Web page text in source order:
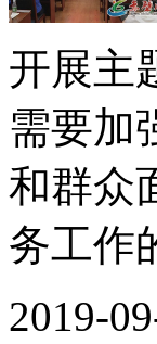
开展主
需要加
和群众
务工作
2019-